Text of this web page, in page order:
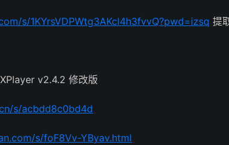
s/1KYrsVDPWtg3AKcl4h3fvvQ?pwd=izsq 提
v2.4.2 修改版
s/acbdd8c0bd4d
s/foF8Vv-YByav.html